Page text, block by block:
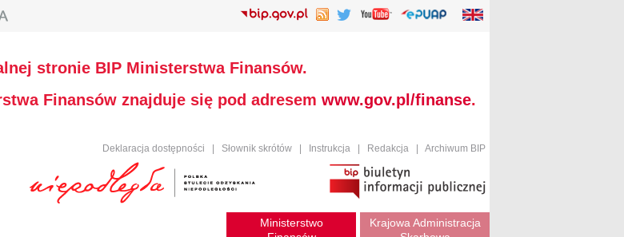
stronie BIP Ministerstwa Finansów.
Finansów znajduje się pod adresem www.gov.pl/finanse.
Deklaracja dostępności Słownik skrótów Instrukcja Redakcja Archiwum BIP
Ministerstwo
Krajowa Administracja